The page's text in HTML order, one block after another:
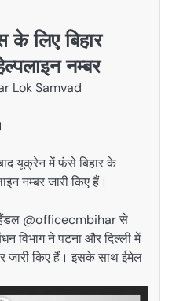
लिए बिहार
नम्बर
Lok Samvad
यूक्रेन में फंसे बिहार के
नम्बर जारी किए हैं।
हैंडल @officecmbihar से
विभाग ने पटना और दिल्ली में
जारी किए हैं। इसके साथ ईमेल